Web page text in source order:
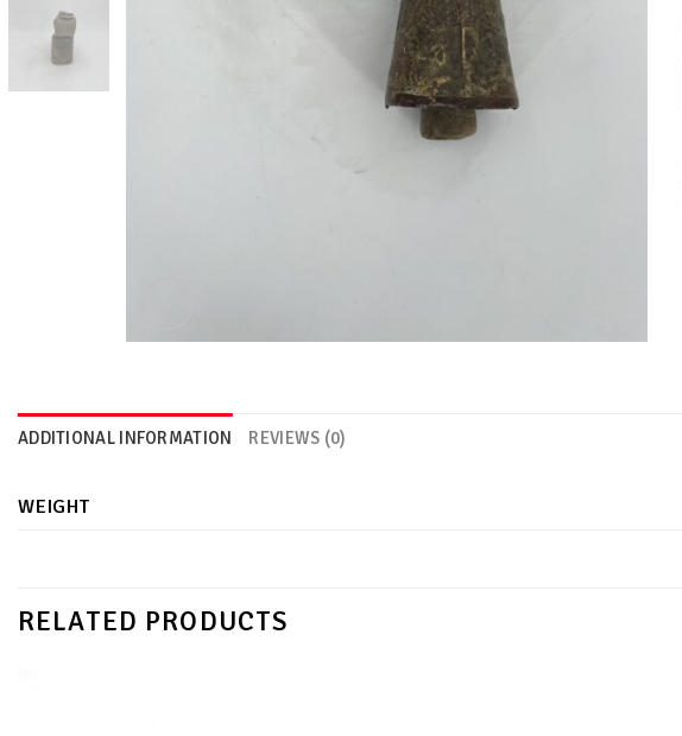
ADDITIONAL INFORMATION REVIEWS (0)
WEIGHT
RELATED PRODUCTS